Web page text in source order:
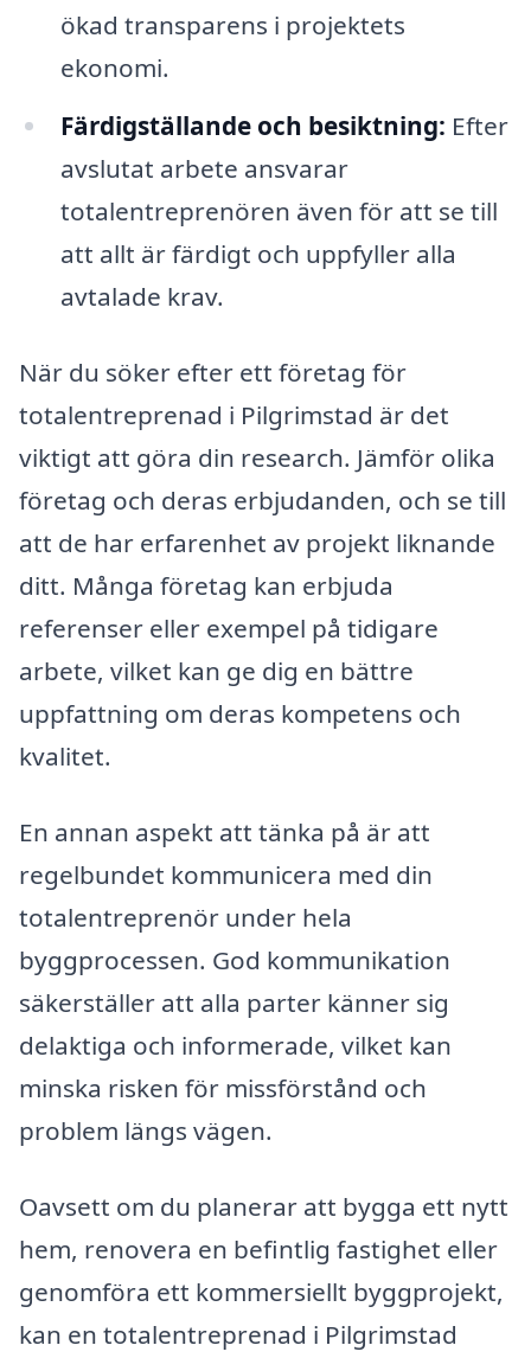
ökad transparens i projektets
ekonomi.
Färdigställande och besiktning: Efter
avslutat arbete ansvarar
totalentreprenören även för att se till
att allt är färdigt och uppfyller alla
avtalade krav.
När du söker efter ett företag för
totalentreprenad i Pilgrimstad är det
viktigt att göra din research. Jämför olika
företag och deras erbjudanden, och se till
att de har erfarenhet av projekt liknande
ditt. Många företag kan erbjuda
referenser eller exempel på tidigare
arbete, vilket kan ge dig en bättre
uppfattning om deras kompetens och
kvalitet.
En annan aspekt att tänka på är att
regelbundet kommunicera med din
totalentreprenör under hela
byggprocessen. God kommunikation
säkerställer att alla parter känner sig
delaktiga och informerade, vilket kan
minska risken för missförstånd och
problem längs vägen.
Oavsett om du planerar att bygga ett nytt
hem, renovera en befintlig fastighet eller
genomföra ett kommersiellt byggprojekt,
kan en totalentreprenad i Pilgrimstad